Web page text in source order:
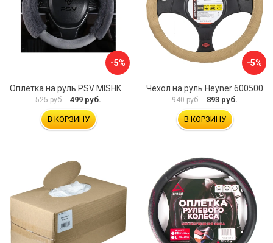
-5%
525 руб. 499 руб.
В КОРЗИНУ
-5%
Чехол на руль Heyner 600500
940 руб. 893 руб.
В КОРЗИНУ